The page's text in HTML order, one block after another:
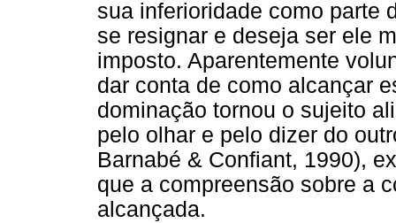
sua inferioridade como parte
se resignar e deseja ser ele
imposto. Aparentemente
dar conta de como alcançar
dominação tornou o sujeito
pelo olhar e pelo dizer do
Barnabé & Confiant, 1990),
que a compreensão sobre a
alcançada.